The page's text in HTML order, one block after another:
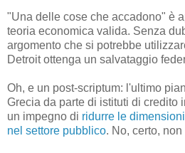
"Una delle cose che accadono" è
teoria economica valida. Senza
argomento che si potrebbe
Detroit ottenga un salvataggio
Oh, e un post-scriptum: l'ultimo
Grecia da parte di istituti di credito
un impegno di ridurre le
nel settore pubblico. No, certo,